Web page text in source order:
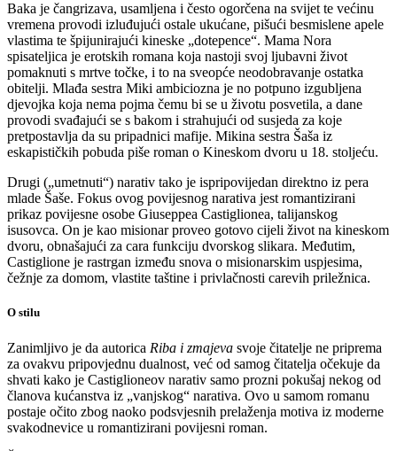
Baka je čangrizava, usamljena i često ogorčena na svijet te većinu
vremena provodi izluđujući ostale ukućane, pišući besmislene apele
vlastima te špijunirajući kineske „dotepence“. Mama Nora
spisateljica je erotskih romana koja nastoji svoj ljubavni život
pomaknuti s mrtve točke, i to na sveopće neodobravanje ostatka
obitelji. Mlađa sestra Miki ambiciozna je no potpuno izgubljena
djevojka koja nema pojma čemu bi se u životu posvetila, a dane
provodi svađajući se s bakom i strahujući od susjeda za koje
pretpostavlja da su pripadnici mafije. Mikina sestra Šaša iz
eskapističkih pobuda piše roman o Kineskom dvoru u 18. stoljeću.
Drugi („umetnuti“) narativ tako je ispripovijedan direktno iz pera
mlade Šaše. Fokus ovog povijesnog narativa jest romantizirani
prikaz povijesne osobe Giuseppea Castiglionea, talijanskog
isusovca. On je kao misionar proveo gotovo cijeli život na kineskom
dvoru, obnašajući za cara funkciju dvorskog slikara. Međutim,
Castiglione je rastrgan između snova o misionarskim uspjesima,
čežnje za domom, vlastite taštine i privlačnosti carevih priležnica.
O stilu
Zanimljivo je da autorica Riba i zmajeva svoje čitatelje ne priprema
za ovakvu pripovjednu dualnost, već od samog čitatelja očekuje da
shvati kako je Castiglioneov narativ samo prozni pokušaj nekog od
članova kućanstva iz „vanjskog“ narativa. Ovo u samom romanu
postaje očito zbog naoko podsvjesnih prelaženja motiva iz moderne
svakodnevice u romantizirani povijesni roman.